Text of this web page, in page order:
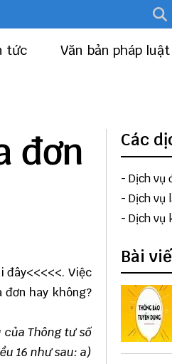
tức Văn bản pháp luật
đơn
đây<<<<<. Việc
hay không?
của Thông tư số
16 như sau: a)
Các
- Dịch vụ
- Dịch vụ
- Dịch vụ
Bài